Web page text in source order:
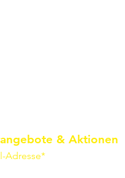
& Aktionen
Adresse*